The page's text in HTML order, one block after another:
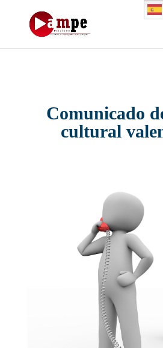
Comunicado
cultural